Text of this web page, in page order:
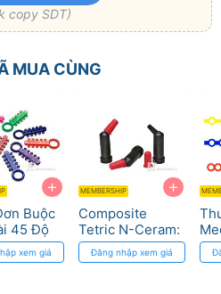
copy SDT)
MUA CÙNG
+
Buộc
45 Độ
ưu Điều
Răng
xem giá
+
MEMBERSHIP
Composite
Tetric N-Ceram:
Vật liệu nhộng
quang trùng hợp
Đăng nhập xem giá